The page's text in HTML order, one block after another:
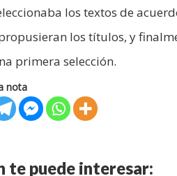
los textos de
los títulos, y
primera selección.
nota
te puede interesar: